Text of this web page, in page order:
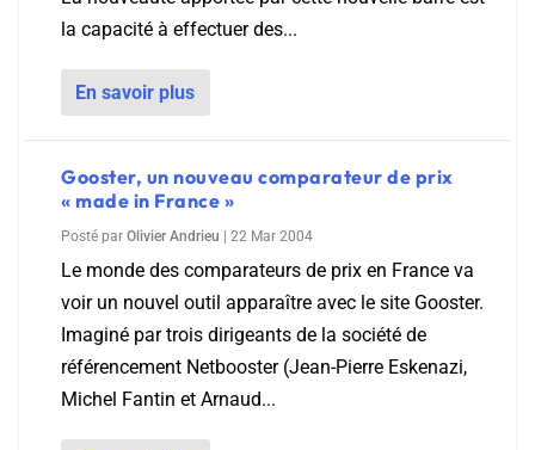
la capacité à effectuer des...
En savoir plus
Gooster, un nouveau comparateur de prix
« made in France »
Posté par Olivier Andrieu 22 Mar 2004
Le monde des comparateurs de prix en France va
voir un nouvel outil apparaître avec le site Gooster.
Imaginé par trois dirigeants de la société de
référencement Netbooster (Jean-Pierre Eskenazi,
Michel Fantin et Arnaud...